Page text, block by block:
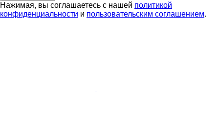
Нажимая, вы соглашаетесь с нашей политикой
конфиденциальности и пользовательским соглашением.